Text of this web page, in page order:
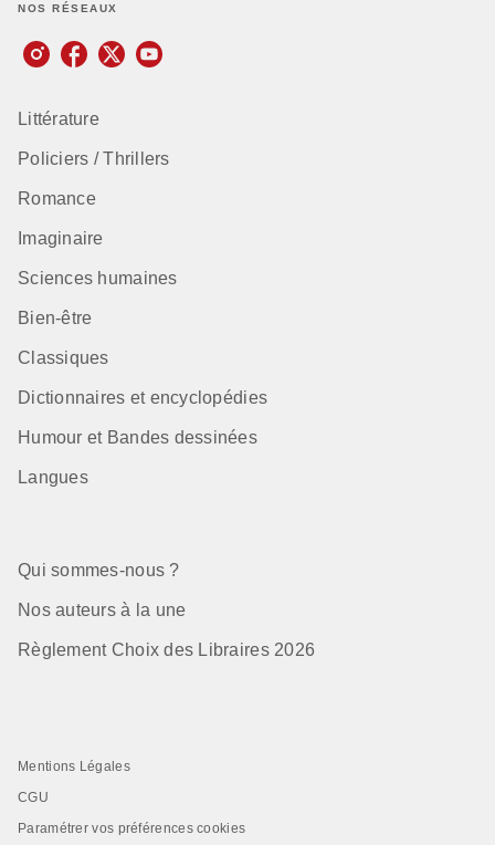
NOS RÉSEAUX
Littérature
Policiers / Thrillers
Romance
Imaginaire
Sciences humaines
Bien-être
Classiques
Dictionnaires et encyclopédies
Humour et Bandes dessinées
Langues
Qui sommes-nous ?
Nos auteurs à la une
Règlement Choix des Libraires 2026
Mentions Légales
CGU
Paramétrer vos préférences cookies